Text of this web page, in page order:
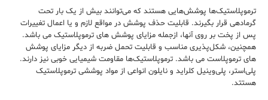
ترموپلاستیک‌ها پوشش‌هایی هستند که می‌توانند بیش از یک بار تحت
گرمادهی قرار بگیرند. قابلیت حذف پوشش در مواقع لازم و یا اعمال تغییرات
پس از پخت بر روی آنها، ازجمله مزایای پوشش های ترموپلاستیک می باشد.
همچنین، شکل‌پذیر‌ی مناسب و قابلیت تحمل ضربه از دیگر مزایای پوشش
های ترموپلاست می باشد. ترموپلاستیک‌ها مقاومت شیمیایی خوبی نیز دارند.
پلی‌استر، پلی‌وینیل کلراید و نایلون انواعی از مواد پوششی ترموپلاستیک
هستتد.